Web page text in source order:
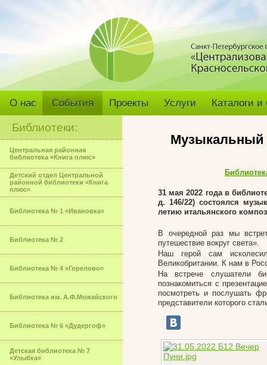
О нас События Проекты Услуги Каталоги
Библиотеки:
Центральная районная
библиотека «Книга плюс»
Детский отдел Центральной
районной библиотеки «Книга
плюс»
Библиотека № 1 «Ивановка»
Библиотека № 2
Библиотека № 4 «Горелово»
Библиотека им. А.Ф.Можайского
Библиотека № 6 «Дудергоф»
Детская библиотека № 7
«Улыбка»
Музыкальный
31 мая 2022 года в
д. 146/22) состоялся
летию итальянского
В очередной раз мы
путешествие вокруг света».
Наш герой сам
Великобритании. К нам в
На встрече слушатели
познакомиться с
посмотреть и послушать
представители которого